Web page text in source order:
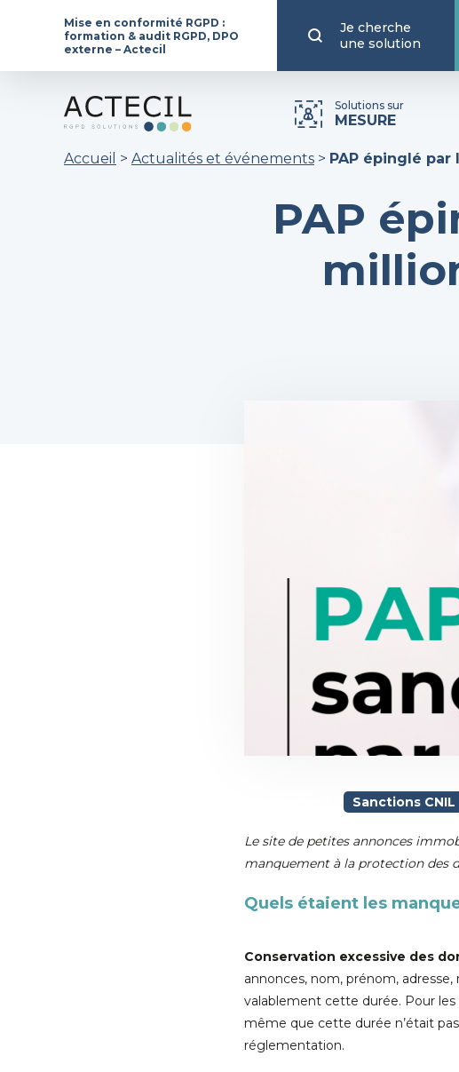
Mise en conformité RGPD :
formation & audit RGPD, DPO
externe – Actecil
Je cherche
une solution
Solutions sur
MESURE
Accueil > Actualités et événements > PAP épinglé
PAP
Sanctions CNIL
Le site de petites annonces
manquement à la protection des
Quels étaient les
Conservation excessive des
annonces, nom, prénom,
valablement cette durée. Pour
même que cette durée n’était
réglementation.